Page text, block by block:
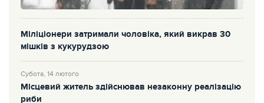
Міліціонери затримали чоловіка, який викрав 30
мішків з кукурудзою
Субота, 14 лютого
Місцевий житель здійснював незаконну реалізацію
риби